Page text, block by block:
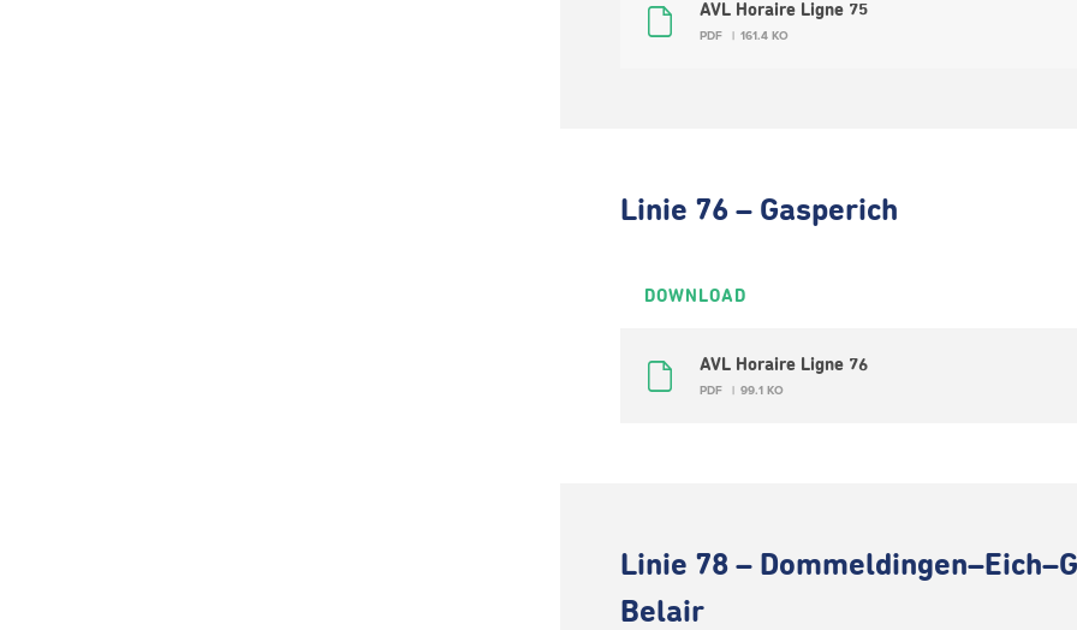
AVL Horaire Ligne 75
PDF 161.4 KO
Linie 76 – Gasperich
DOWNLOAD
AVL Horaire Ligne 76
PDF 99.1 KO
Linie 78 –
Belair